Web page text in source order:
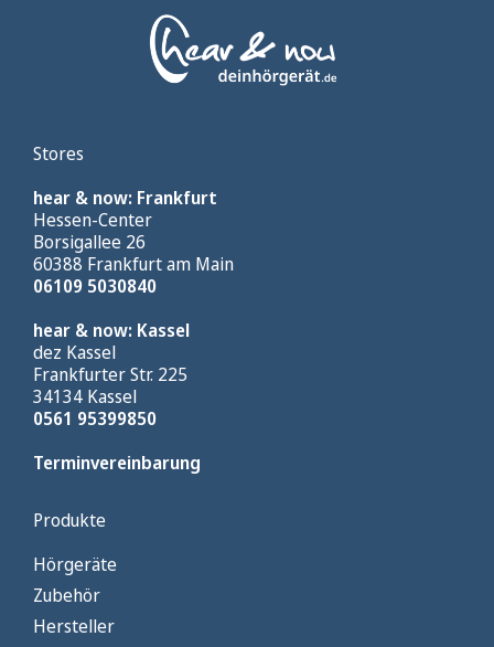
Stores
hear & now: Frankfurt
Hessen-Center
Borsigallee 26
60388 Frankfurt am Main
06109 5030840
hear & now: Kassel
dez Kassel
Frankfurter Str. 225
34134 Kassel
0561 95399850
Terminvereinbarung
Produkte
Hörgeräte
Zubehör
Hersteller